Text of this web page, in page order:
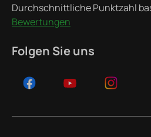
Durchschnittliche Punktzahl
Bewertungen
Folgen Sie uns